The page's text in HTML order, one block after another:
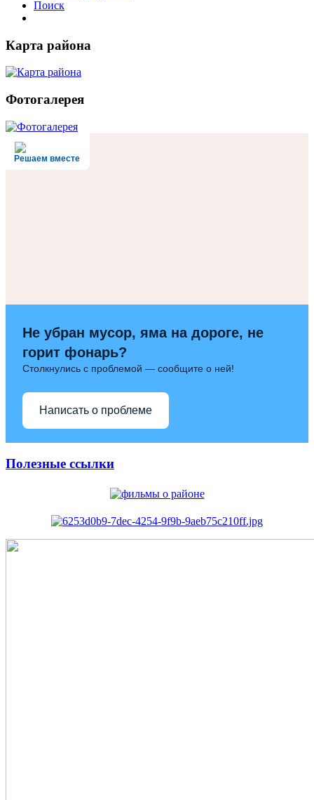
Поиск
Карта района
Фотогалерея
Решаем вместе
Не убран мусор, яма на дороге, не
горит фонарь?
Столкнулись с проблемой — сообщите о ней!
Написать о проблеме
Полезные ссылки